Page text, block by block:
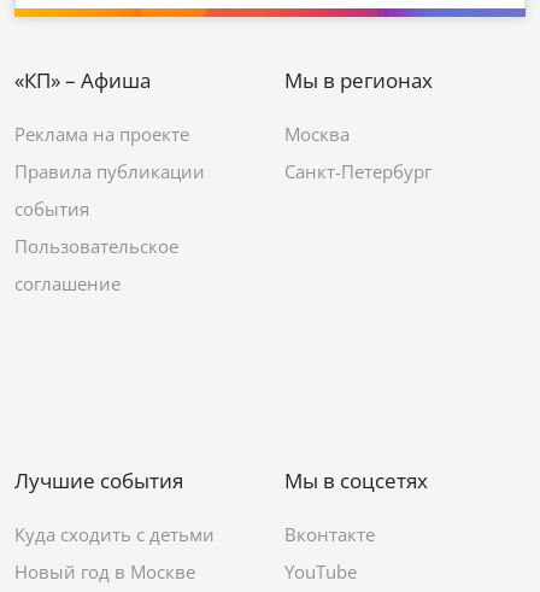
«КП» – Афиша
Реклама на проекте
Правила публикации
события
Пользовательское
соглашение
Мы в регионах
Москва
Санкт-Петербург
Лучшие события
Куда сходить с детьми
Новый год в Москве
Мы в соцсетях
Вконтакте
YouTube